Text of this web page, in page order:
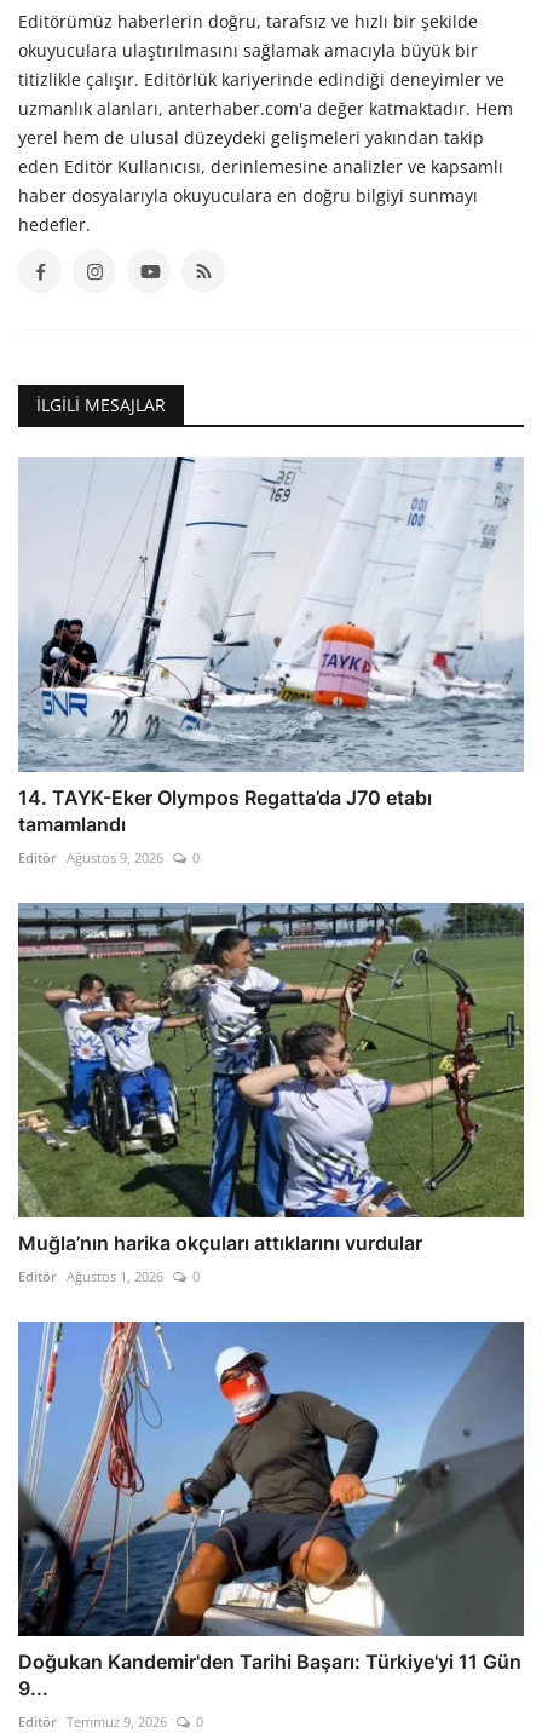
Editörümüz haberlerin doğru, tarafsız ve hızlı bir şekilde
okuyuculara ulaştırılmasını sağlamak amacıyla büyük bir
titizlikle çalışır. Editörlük kariyerinde edindiği deneyimler ve
uzmanlık alanları, anterhaber.com'a değer katmaktadır. Hem
yerel hem de ulusal düzeydeki gelişmeleri yakından takip
eden Editör Kullanıcısı, derinlemesine analizler ve kapsamlı
haber dosyalarıyla okuyuculara en doğru bilgiyi sunmayı
hedefler.
İLGILI MESAJLAR
14. TAYK-Eker Olympos Regatta’da J70 etabı
tamamlandı
Editör Ağustos 9, 2026 0
Muğla’nın harika okçuları attıklarını vurdular
Editör Ağustos 1, 2026 0
Doğukan Kandemir'den Tarihi Başarı: Türkiye'yi 11 Gün
9...
Editör Temmuz 9, 2026 0